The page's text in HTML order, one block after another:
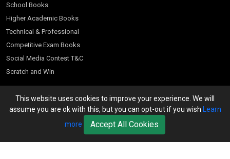
This website uses cookies to improve your experience. We will
assume you are ok with this, but you can opt-out if you wish Learn
more
Accept All Cookies
School Books
Higher Academic Books
Technical & Professional
Competitive Exam Books
Social Media Contest T&C
Scratch and Win
Customer Account
Bookseller’s Login
Register for Special Offers
Download Catalogue (PDF)